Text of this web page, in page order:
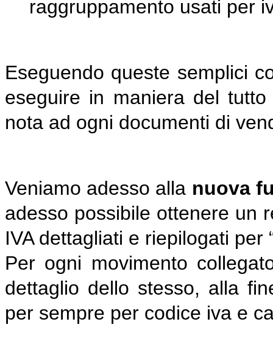
raggruppamento usati per
Eseguendo queste semplici
eseguire in maniera del
nota ad ogni documenti di
Veniamo adesso alla nuova
adesso possibile ottenere un
IVA dettagliati e riepilogati per
Per ogni movimento
dettaglio dello stesso, alla
per sempre per codice iva e